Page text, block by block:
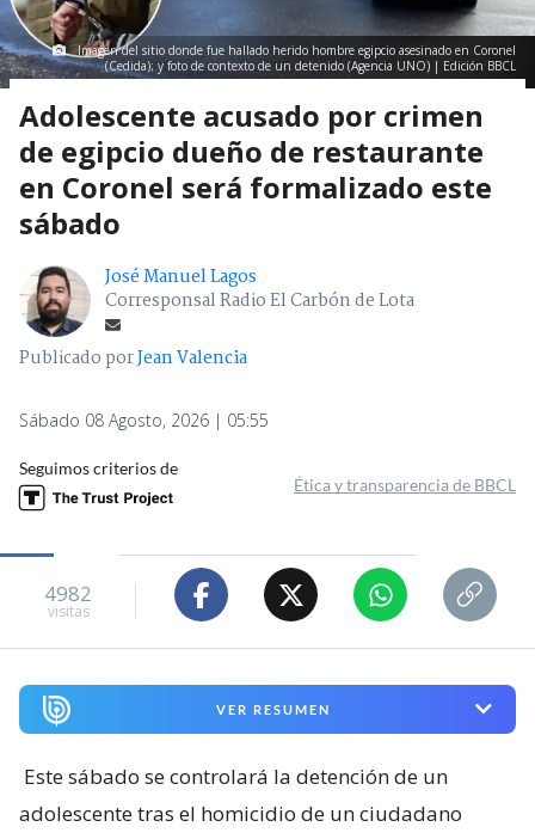
Imagen del sitio donde fue hallado herido hombre egipcio asesinado en Coronel
(Cedida); y foto de contexto de un detenido (Agencia UNO) | Edición BBCL
Adolescente acusado por crimen
de egipcio dueño de restaurante
en Coronel será formalizado este
sábado
José Manuel Lagos
Corresponsal Radio El Carbón de Lota
Publicado porJean Valencia
Sábado 08 Agosto, 2026 | 05:55
Seguimos criterios de
Ética y transparencia de BBCL
4982
visitas
VER RESUMEN
Este sábado se controlará la detención de un
adolescente tras el homicidio de un ciudadano